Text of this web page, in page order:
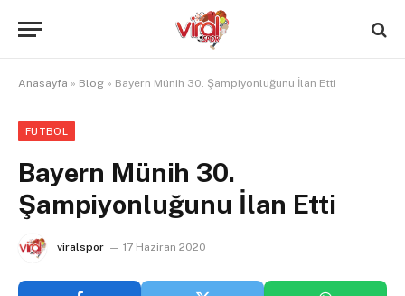
Anasayfa » Blog » Bayern Münih 30. Şampiyonluğunu İlan Etti
FUTBOL
Bayern Münih 30.
Şampiyonluğunu İlan Etti
viralspor 17 Haziran 2020